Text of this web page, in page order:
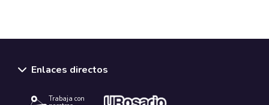
Enlaces directos
Trabaja con